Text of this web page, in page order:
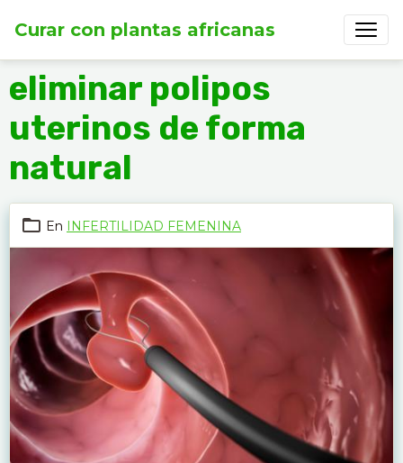
Curar con plantas africanas
eliminar polipos
uterinos de forma
natural
En INFERTILIDAD FEMENINA